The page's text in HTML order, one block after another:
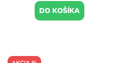
DO KOŠÍKA